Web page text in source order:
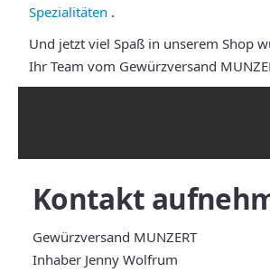
Spezialitäten .
Und jetzt viel Spaß in unserem Shop
Ihr Team vom Gewürzversand
Kontakt
Gewürzversand MUNZERT
Inhaber Jenny Wolfrum